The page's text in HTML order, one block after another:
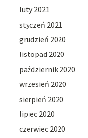
luty 2021
styczeń 2021
grudzień 2020
listopad 2020
październik 2020
wrzesień 2020
sierpień 2020
lipiec 2020
czerwiec 2020